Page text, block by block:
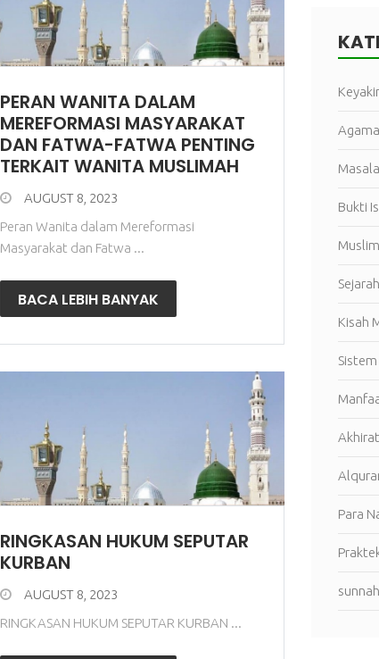
PERAN WANITA DALAM
MEREFORMASI MASYARAKAT
DAN FATWA-FATWA PENTING
TERKAIT WANITA MUSLIMAH
AUGUST 8, 2023
Peran Wanita dalam Mereformasi
Masyarakat dan Fatwa ...
BACA LEBIH BANYAK
RINGKASAN HUKUM SEPUTAR
KURBAN
AUGUST 8, 2023
RINGKASAN HUKUM SEPUTAR KURBAN ...
Bukti
Kisah
Akhirat
Para